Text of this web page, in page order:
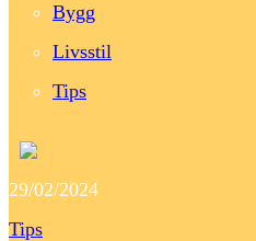
Bygg
Livsstil
Tips
29/02/2024
Tips